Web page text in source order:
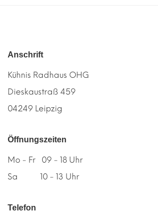
Anschrift
Kühnis Radhaus OHG
Dieskaustraß 459
04249 Leipzig
Öffnungszeiten
Mo - Fr 09 - 18 Uhr
Sa 10 - 13 Uhr
Telefon